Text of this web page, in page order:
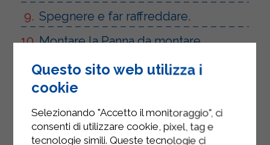
Spegnere e far raffreddare.
Montare la Panna da montare
Incorporare la Panna da Montare
Sterilgarda nella crema con una
spatola, aggiungere 2 cucchiai di
acqua di rose e mescolare fino ad
Questo sito web utilizza i
cookie
Selezionando "Accetto il monitoraggio", ci
consenti di utilizzare cookie, pixel, tag e
tecnologie simili. Queste tecnologie ci